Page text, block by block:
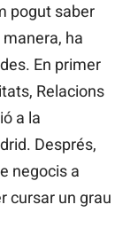
pogut saber
manera, ha
En primer
Relacions
a la
Després,
negocis a
cursar un grau